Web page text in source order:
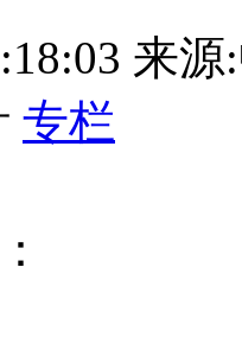
来源
专栏